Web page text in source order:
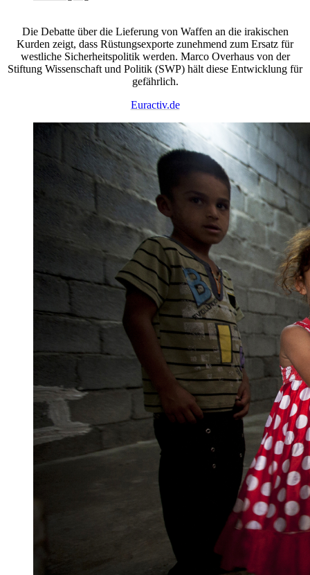
Die Debatte über die Lieferung von Waffen an die irakischen
Kurden zeigt, dass Rüstungsexporte zunehmend zum Ersatz für
westliche Sicherheitspolitik werden. Marco Overhaus von der
Stiftung Wissenschaft und Politik (SWP) hält diese Entwicklung für
gefährlich.
Euractiv.de